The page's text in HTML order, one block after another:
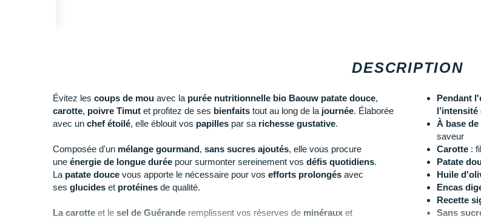
DESCRIPTION
Évitez les coups de mou avec la purée nutritionnelle bio Baouw patate douce,
carotte, poivre Timut et profitez de ses bienfaits tout au long de la journée. Élaborée
avec un chef étoilé, elle éblouit vos papilles par sa richesse gustative.
Composée d'un mélange gourmand, sans sucres ajoutés, elle vous procure
une énergie de longue durée pour surmonter sereinement vos défis quotidiens.
La patate douce vous apporte le nécessaire pour vos efforts prolongés avec
ses glucides et protéines de qualité.
La carotte et le sel de Guérande remplissent vos réserves de minéraux et
Pendant
À base
saveur
Carotte :
Patate
Huile
Encas
Recette
Sans